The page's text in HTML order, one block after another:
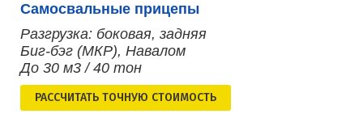
Самосвальные прицепы
Разгрузка: боковая, задняя
Биг-бэг (МКР), Навалом
До 30 м3 / 40 тон
РАСCЧИТАТЬ ТОЧНУЮ СТОИМОСТЬ